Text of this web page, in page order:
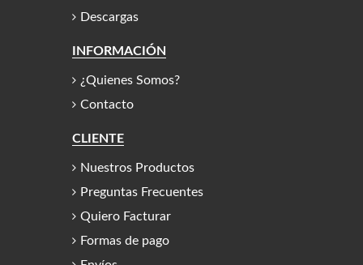
Descargas
INFORMACIÓN
¿Quienes Somos?
Contacto
CLIENTE
Nuestros Productos
Preguntas Frecuentes
Quiero Facturar
Formas de pago